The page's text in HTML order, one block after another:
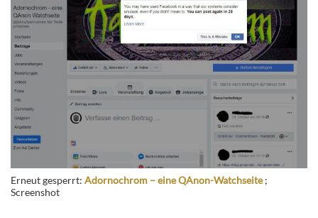
Erneut gesperrt: Adornochrom – eine QAnon-Watchseite ;
Screenshot